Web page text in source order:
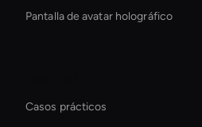
Pantalla de avatar holográfico
Casos prácticos